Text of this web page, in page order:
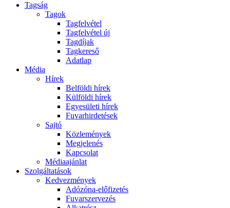
Tagság
Tagok
Tagfelvétel
Tagfelvétel új
Tagdíjak
Tagkereső
Adatlap
Média
Hírek
Belföldi hírek
Külföldi hírek
Egyesületi hírek
Fuvarhirdetések
Sajtó
Közlemények
Megjelenés
Kapcsolat
Médiaajánlat
Szolgáltatások
Kedvezmények
Adózóna-előfizetés
Fuvarszervezés